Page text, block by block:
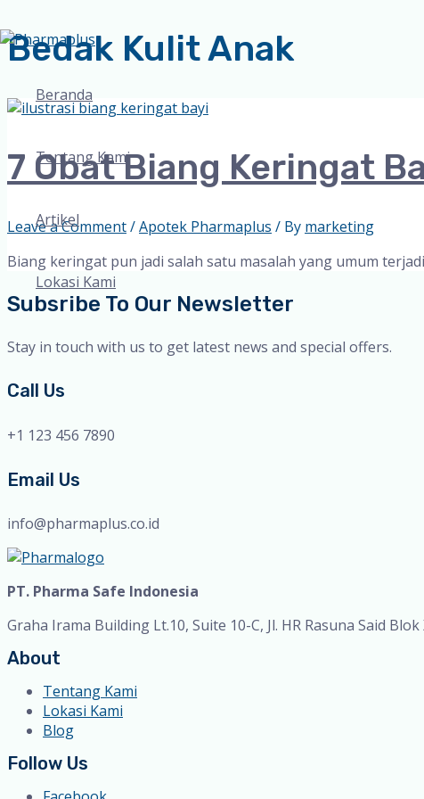
Skip
to
Beranda
Tentang Kami
Artikel
Lokasi Kami
Bedak Kulit Anak
7 Obat Biang Keringat
Leave a Comment/Apotek Pharmaplus / By marketing
Biang keringat pun jadi salah satu masalah yang umum
Subsribe To Our Newsletter
Stay in touch with us to get latest news and special offers.
Call Us
+1 123 456 7890
Email Us
info@pharmaplus.co.id
PT. Pharma Safe Indonesia
Graha Irama Building Lt.10, Suite 10-C, Jl. HR Rasuna Said
About
Tentang Kami
Lokasi Kami
Blog
Follow Us